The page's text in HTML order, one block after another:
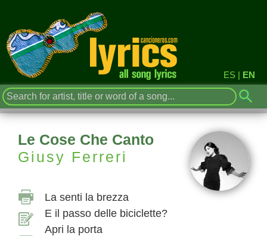
ES | EN
Le Cose Che Canto
Giusy Ferreri
La senti la brezza
E il passo delle biciclette?
Apri la porta